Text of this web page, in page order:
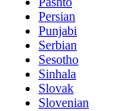
Persian
Punjabi
Serbian
Sesotho
Sinhala
Slovak
Slovenian